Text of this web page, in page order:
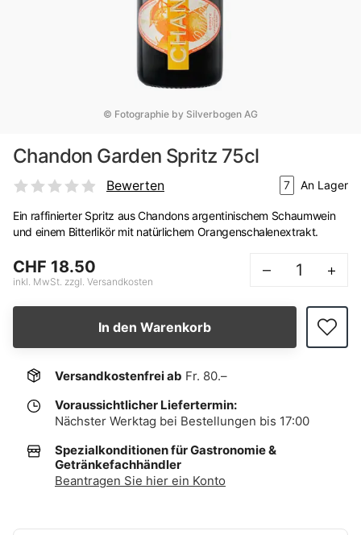
© Fotographie by Silverbogen AG
Chandon Garden Spritz 75cl
Bewerten 7 An Lager
Ein raffinierter Spritz aus Chandons argentinischem Schaumwein
und einem Bitterlikör mit natürlichem Orangenschalenextrakt.
CHF 18.50
inkl. MwSt. zzgl. Versandkosten
– +
In den Warenkorb
Versandkostenfrei ab Fr. 80.–
Voraussichtlicher Liefertermin:
Nächster Werktag bei Bestellungen bis 17:00
Spezialkonditionen für Gastronomie &
Getränkefachhändler
Beantragen Sie hier ein Konto